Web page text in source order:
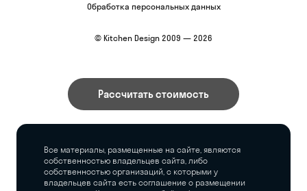
Обработка персональных данных
© Kitchen Design 2009 — 2026
Рассчитать стоимость
Все материалы, размещенные на сайте, являются
собственностью владельцев сайта, либо
собственностью организаций, с которыми у
владельцев сайта есть соглашение о размещении